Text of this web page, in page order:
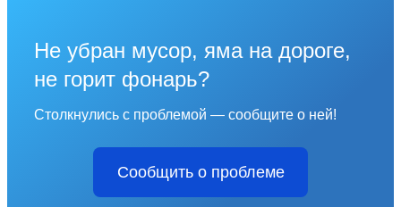
Не убран мусор, яма на дороге,
не горит фонарь?
Столкнулись с проблемой — сообщите о ней!
Сообщить о проблеме